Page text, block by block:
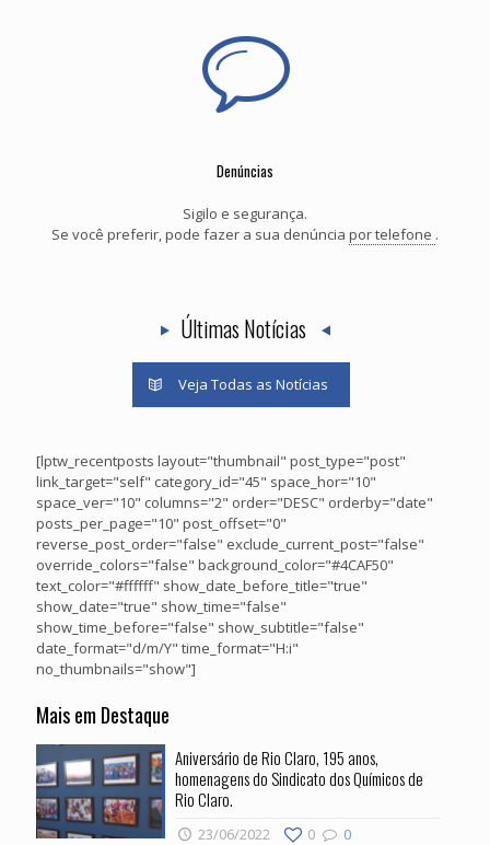
Denúncias
Sigilo e segurança.
Se você preferir, pode fazer a sua denúncia por telefone .
Últimas Notícias
Veja Todas as Notícias
[lptw_recentposts layout="thumbnail" post_type="post"
link_target="self" category_id="45" space_hor="10"
space_ver="10" columns="2" order="DESC" orderby="date"
posts_per_page="10" post_offset="0"
reverse_post_order="false" exclude_current_post="false"
override_colors="false" background_color="#4CAF50"
text_color="#ffffff" show_date_before_title="true"
show_date="true" show_time="false"
show_time_before="false" show_subtitle="false"
date_format="d/m/Y" time_format="H:i"
no_thumbnails="show"]
Mais em Destaque
Aniversário de Rio Claro, 195 anos,
homenagens do Sindicato dos Químicos de
Rio Claro.
23/06/2022 0
0